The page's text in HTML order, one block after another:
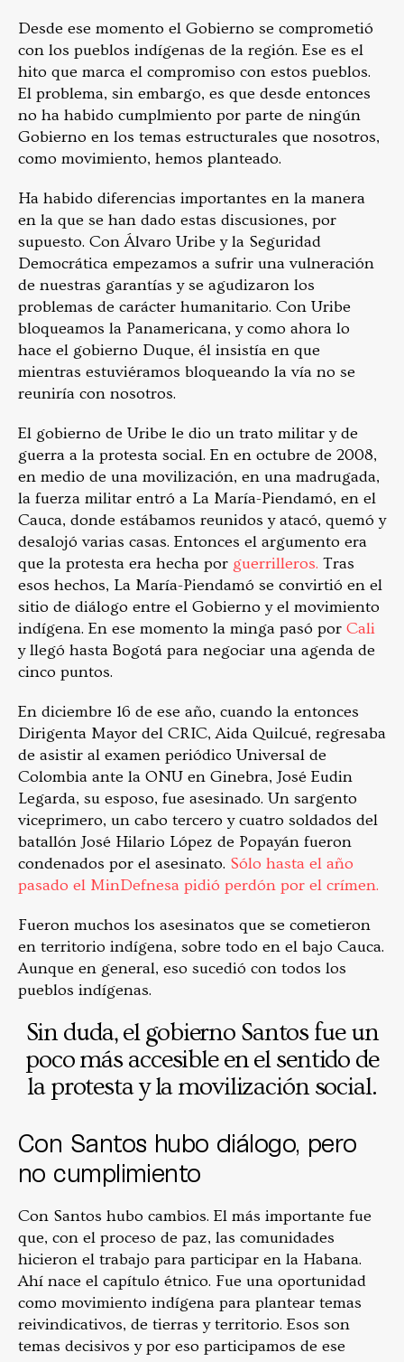
Desde ese momento el Gobierno se comprometió
con los pueblos indígenas de la región. Ese es el
hito que marca el compromiso con estos pueblos.
El problema, sin embargo, es que desde entonces
no ha habido cumplmiento por parte de ningún
Gobierno en los temas estructurales que nosotros,
como movimiento, hemos planteado.
Ha habido diferencias importantes en la manera
en la que se han dado estas discusiones, por
supuesto. Con Álvaro Uribe y la Seguridad
Democrática empezamos a sufrir una vulneración
de nuestras garantías y se agudizaron los
problemas de carácter humanitario. Con Uribe
bloqueamos la Panamericana, y como ahora lo
hace el gobierno Duque, él insistía en que
mientras estuviéramos bloqueando la vía no se
reuniría con nosotros.
El gobierno de Uribe le dio un trato militar y de
guerra a la protesta social. En en octubre de 2008,
en medio de una movilización, en una madrugada,
la fuerza militar entró a La María-Piendamó, en el
Cauca, donde estábamos reunidos y atacó, quemó y
desalojó varias casas. Entonces el argumento era
que la protesta era hecha por guerrilleros. Tras
esos hechos, La María-Piendamó se convirtió en el
sitio de diálogo entre el Gobierno y el movimiento
indígena. En ese momento la minga pasó por Cali
y llegó hasta Bogotá para negociar una agenda de
cinco puntos.
En diciembre 16 de ese año, cuando la entonces
Dirigenta Mayor del CRIC, Aida Quilcué, regresaba
de asistir al examen periódico Universal de
Colombia ante la ONU en Ginebra, José Eudin
Legarda, su esposo, fue asesinado. Un sargento
viceprimero, un cabo tercero y cuatro soldados del
batallón José Hilario López de Popayán fueron
condenados por el asesinato. Sólo hasta el año
pasado el MinDefnesa pidió perdón por el crímen.
Fueron muchos los asesinatos que se cometieron
en territorio indígena, sobre todo en el bajo Cauca.
Aunque en general, eso sucedió con todos los
pueblos indígenas.
Sin duda, el gobierno Santos fue un
poco más accesible en el sentido de
la protesta y la movilización social.
Con Santos hubo diálogo, pero
no cumplimiento
Con Santos hubo cambios. El más importante fue
que, con el proceso de paz, las comunidades
hicieron el trabajo para participar en la Habana.
Ahí nace el capítulo étnico. Fue una oportunidad
como movimiento indígena para plantear temas
reivindicativos, de tierras y territorio. Esos son
temas decisivos y por eso participamos de ese